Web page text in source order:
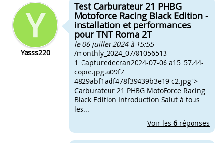
Yasss220
Test Carburateur 21 PHBG
Motoforce Racing Black Edition -
installation et performances
pour TNT Roma 2T
le 06 juillet 2024 à 15:55
/monthly_2024_07/81056513
1_Capturedecran2024-07-06 a15_57.44-
copie.jpg.a09f7
4829abf1adf478f39439b3e19 c2.jpg">
Carburateur 21 PHBG MotoForce Racing
Black Edition Introduction Salut à tous
les...
Voir les 6 réponses